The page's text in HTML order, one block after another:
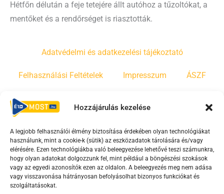
Hozzájárulás kezelése
A legjobb felhasználói élmény biztosítása érdekében olyan technológiákat
használunk, mint a cookie-k (sütik) az eszközadatok tárolására és/vagy
elérésére. Ezen technológiákba való beleegyezése lehetővé teszi számunkra,
hogy olyan adatokat dolgozzunk fel, mint például a böngészési szokások
vagy az egyedi azonosítók ezen az oldalon. A beleegyezés meg nem adása
vagy visszavonása hátrányosan befolyásolhat bizonyos funkciókat és
szolgáltatásokat.
Hétfőn délután a feje tetejére állt autóhoz a tűzoltókat, a
mentőket és a rendőrséget is riasztották.
Adatvédelmi és adatkezelési tájékoztató
Felhasználási Feltételek Impresszum ÁSZF
Irányelvek
F
a
c
e
b
Y
o
u
t
u
T
i
k
t